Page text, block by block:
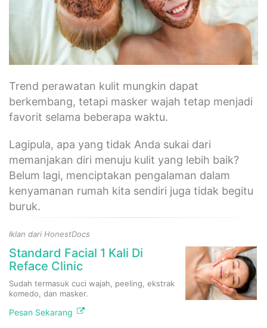
Trend perawatan kulit mungkin dapat
berkembang, tetapi masker wajah tetap menjadi
favorit selama beberapa waktu.
Lagipula, apa yang tidak Anda sukai dari
memanjakan diri menuju kulit yang lebih baik?
Belum lagi, menciptakan pengalaman dalam
kenyamanan rumah kita sendiri juga tidak begitu
buruk.
Iklan dari HonestDocs
Standard Facial 1 Kali Di
Reface Clinic
Sudah termasuk cuci wajah, peeling, ekstrak
komedo, dan masker.
Pesan Sekarang